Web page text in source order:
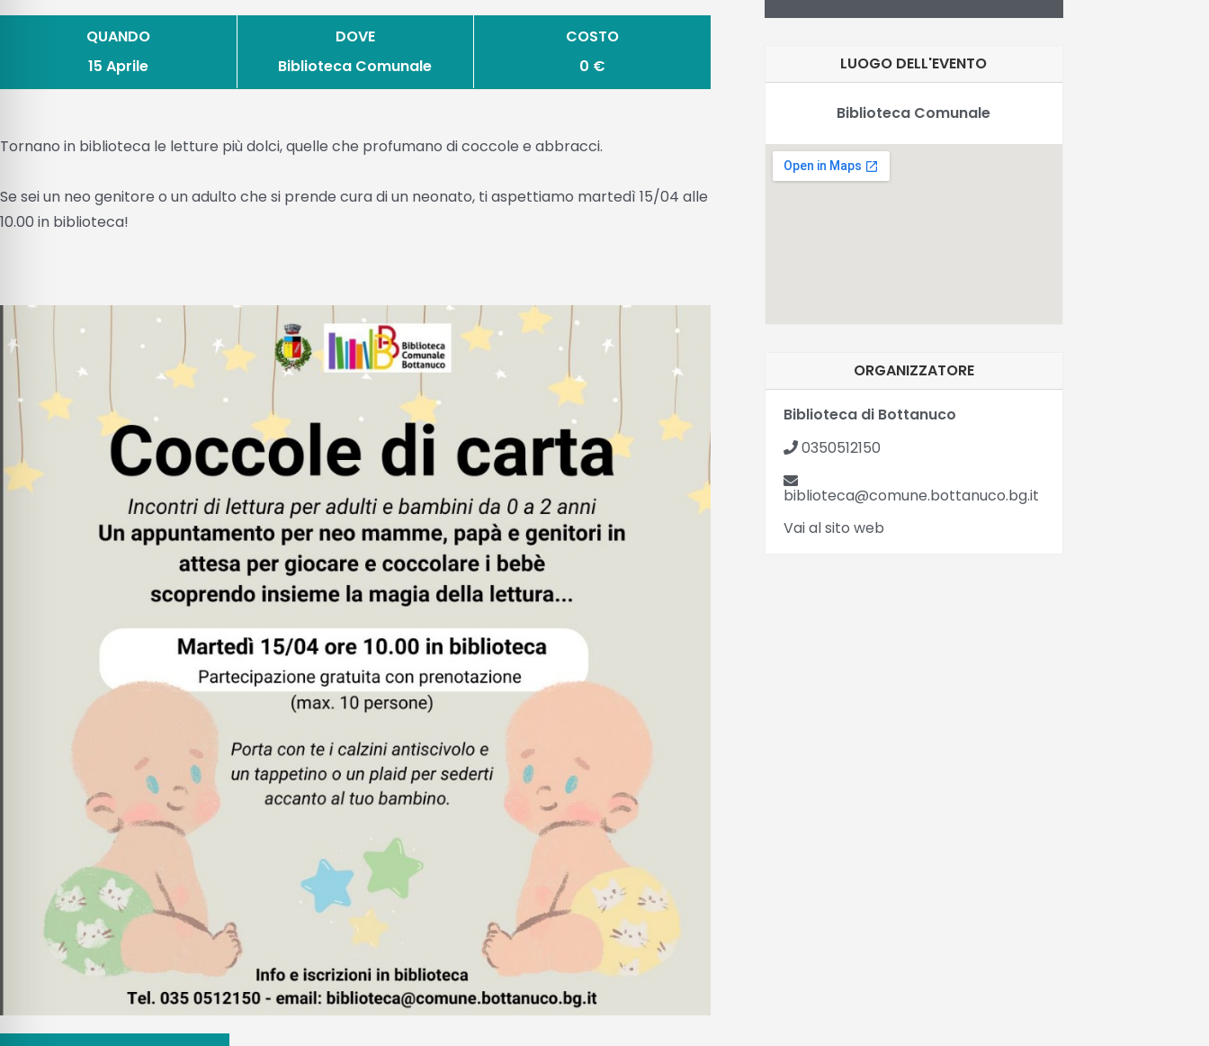
QUANDO
15 Aprile
DOVE
Biblioteca Comunale
COSTO
0 €
Tornano in biblioteca le letture più dolci, quelle che profumano di coccole e abbracci.
Se sei un neo genitore o un adulto che si prende cura di un neonato, ti aspettiamo martedì 15/04 alle
10.00 in biblioteca!
LUOGO DELL'EVENTO
Biblioteca Comunale
ORGANIZZATORE
Biblioteca di Bottanuco
0350512150
biblioteca@comune.bottanuco.bg.it
Vai al sito web